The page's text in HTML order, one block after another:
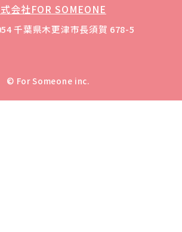
会社FOR SOMEONE
千葉県木更津市長須賀 678-5
© For Someone inc.